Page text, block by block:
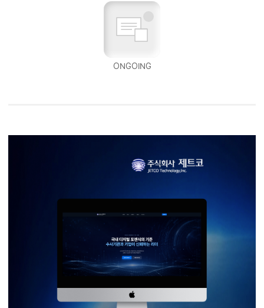
ONGOING